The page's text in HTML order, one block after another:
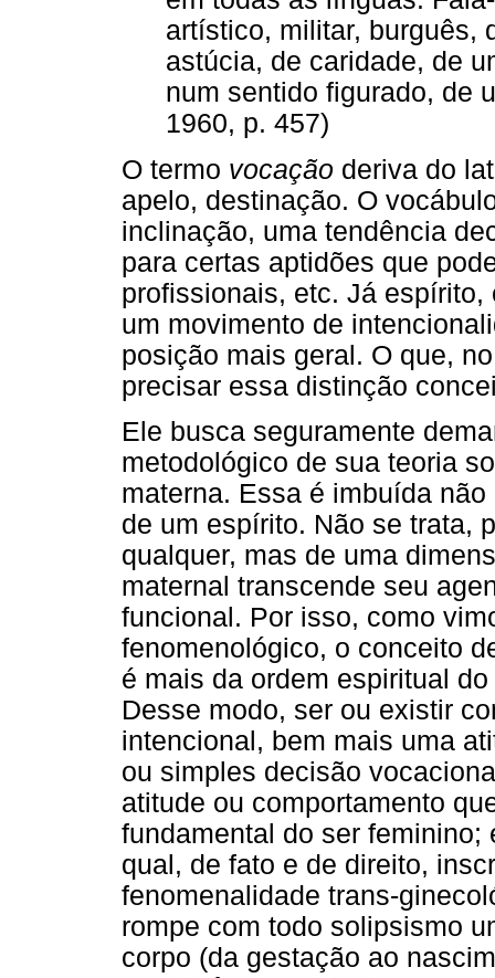
artístico, militar, burguês,
astúcia, de caridade, de
num sentido figurado, de
1960, p. 457)
O termo vocação deriva do
apelo, destinação. O
inclinação, uma tendência
para certas aptidões que
profissionais, etc. Já
um movimento de
posição mais geral. O que,
precisar essa distinção
Ele busca seguramente
metodológico de sua teoria
materna. Essa é imbuída
de um espírito. Não se trata,
qualquer, mas de uma
maternal transcende seu
funcional. Por isso, como
fenomenológico, o conceito
é mais da ordem espiritual
Desse modo, ser ou existir
intencional, bem mais uma
ou simples decisão
atitude ou comportamento
fundamental do ser
qual, de fato e de direito,
fenomenalidade trans-
rompe com todo solipsismo
corpo (da gestação ao